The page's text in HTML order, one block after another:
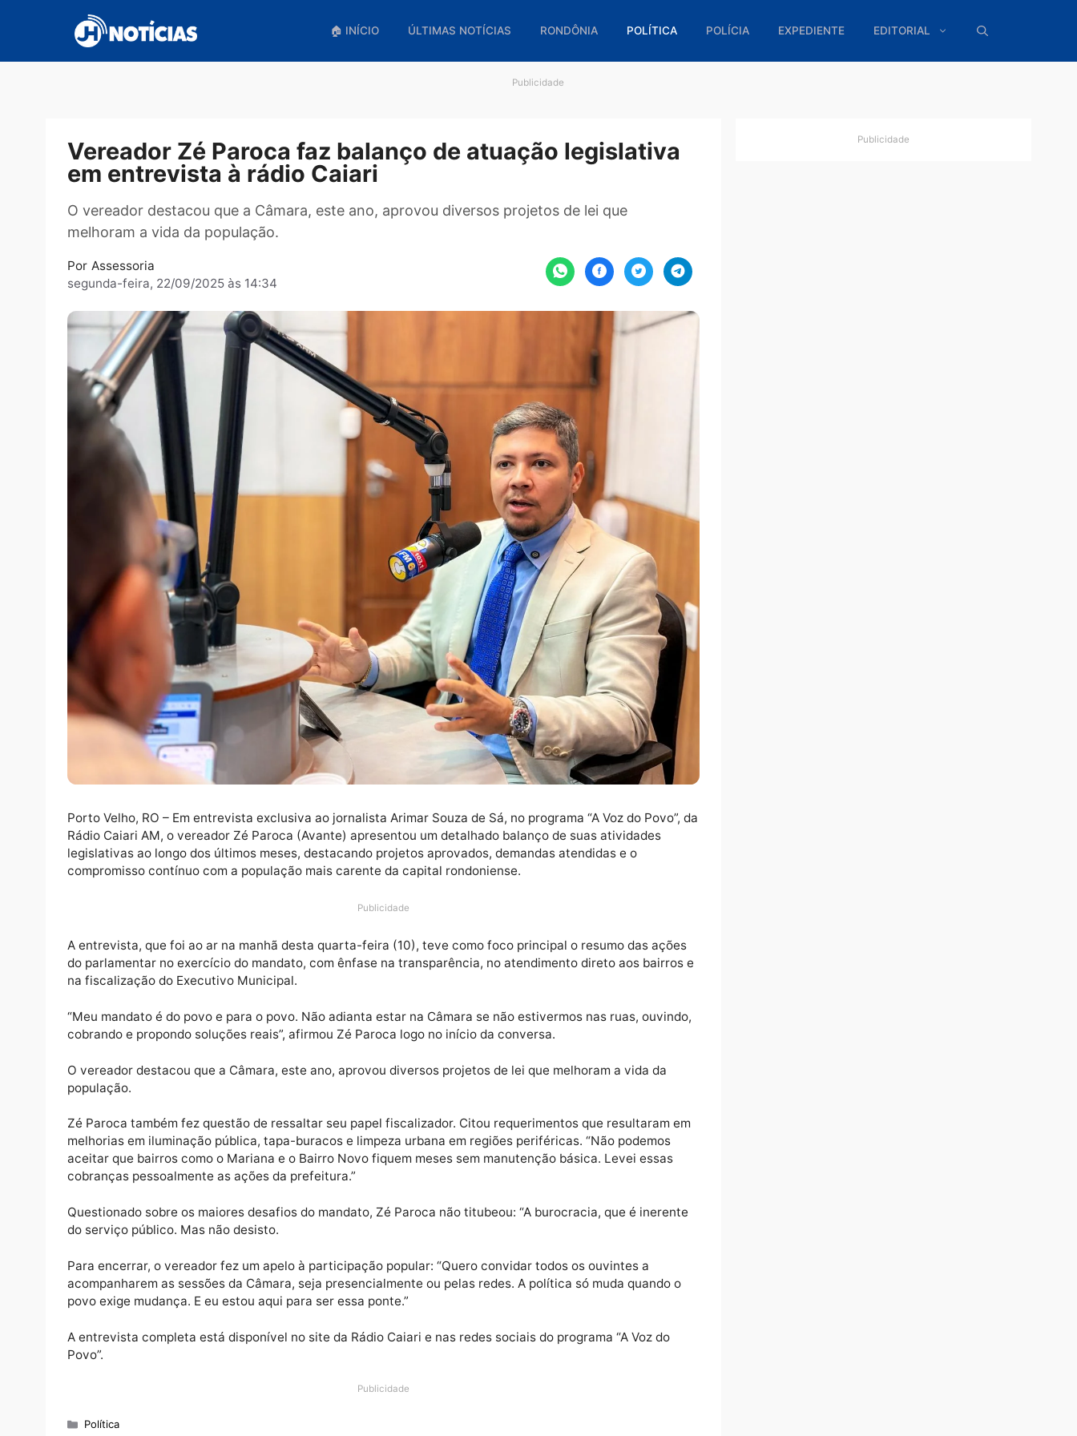
conteúdo
🏠 INÍCIO ÚLTIMAS NOTÍCIAS RONDÔNIA POLÍTICA POLÍCIA EXPEDIENTE EDITORIAL
Vereador Zé Paroca faz balanço de atuação legislativa
em entrevista à rádio Caiari
O vereador destacou que a Câmara, este ano, aprovou diversos projetos de lei que
melhoram a vida da população.
Por
Assessoria
segunda-feira, 22/09/2025 às 14:34
Porto Velho, RO – Em entrevista exclusiva ao jornalista Arimar Souza de Sá, no programa “A Voz do Povo”, da
legislativas ao longo dos últimos meses, destacando projetos aprovados, demandas atendidas e o
compromisso contínuo com a população mais carente da capital rondoniense.
Publicidade
do parlamentar no exercício do mandato, com ênfase na transparência, no atendimento direto aos bairros e
na fiscalização do Executivo Municipal.
“Meu mandato é do povo e para o povo. Não adianta estar na Câmara se não estivermos nas ruas, ouvindo,
cobrando e propondo soluções reais”, afirmou Zé Paroca logo no início da conversa.
O vereador destacou que a Câmara, este ano, aprovou diversos projetos de lei que melhoram a vida da
população.
melhorias em iluminação pública, tapa-buracos e limpeza urbana em regiões periféricas. “Não podemos
aceitar que bairros como o Mariana e o Bairro Novo fiquem meses sem manutenção básica. Levei essas
cobranças pessoalmente as ações da prefeitura.”
Questionado sobre os maiores desafios do mandato, Zé Paroca não titubeou: “A burocracia, que é inerente
acompanharem as sessões da Câmara, seja presencialmente ou pelas redes. A política só muda quando o